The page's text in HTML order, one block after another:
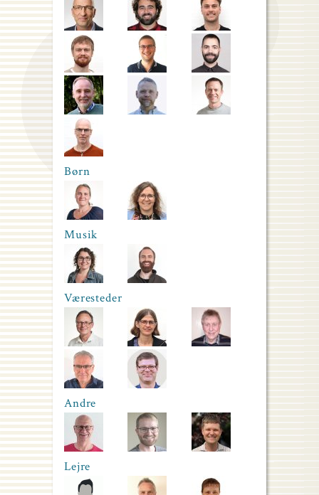
Børn
Musik
Væresteder
Andre
Lejre